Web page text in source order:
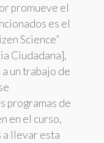
promueve el
es el
Science”
Ciudadana],
un trabajo de
programas de
en el curso,
a llevar esta